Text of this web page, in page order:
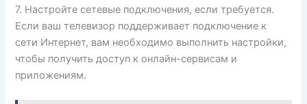
7. Настройте сетевые подключения, если требуется.
Если ваш телевизор поддерживает подключение к
сети Интернет, вам необходимо выполнить настройки,
чтобы получить доступ к онлайн-сервисам и
приложениям.